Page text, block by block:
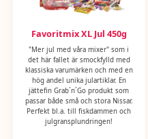
TRYFFEL ORIGINAL 150G
INGREDIENSER: Vegetabiliskt fett
kakaopulver (15,5%), vasslepulver
(solroslecitin).
Näringsvärde per 100g: Energi
45g, Varav mättat fett 40g,
4,2g, Salt 0,11g
Kan innehålla spår av SOJA,
Favoritmix XL Jul 450g
"Mer jul med våra mixer" som i
det här fallet är smockfylld med
klassiska varumärken och med en
hög andel unika julartiklar. En
jättefin Grab´n´Go produkt som
passar både små och stora Nissar.
Perfekt bl.a. till fiskdammen och
julgransplundringen!